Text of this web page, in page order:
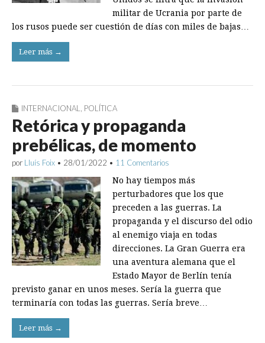
militar de Ucrania por parte de
los rusos puede ser cuestión de días con miles de bajas…
Leer más →
INTERNACIONAL, POLÍTICA
Retórica y propaganda
prebélicas, de momento
por Lluís Foix • 28/01/2022 • 11 Comentarios
No hay tiempos más
perturbadores que los que
preceden a las guerras. La
propaganda y el discurso del odio
al enemigo viaja en todas
direcciones. La Gran Guerra era
una aventura alemana que el
Estado Mayor de Berlín tenía
previsto ganar en unos meses. Sería la guerra que
terminaría con todas las guerras. Sería breve…
Leer más →